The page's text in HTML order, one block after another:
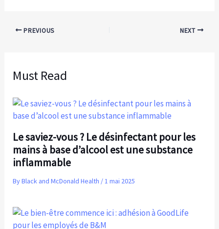
PREVIOUS NEXT
Must Read
Le saviez-vous ? Le désinfectant pour les
mains à base d’alcool est une substance
inflammable
ByBlack and McDonald Health / 1 mai 2025